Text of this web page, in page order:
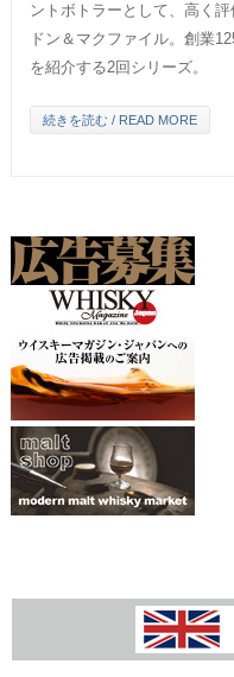
ントボトラーとして、高く
ドン＆マクファイル。創業
を紹介する2回シリーズ。
続きを読む / READ MORE